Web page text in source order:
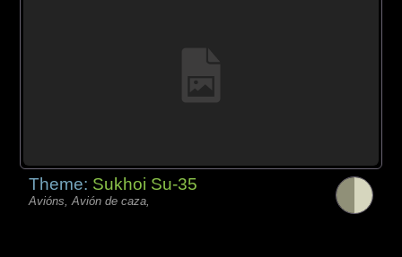
Theme: Sukhoi Su-35
Avións, Avión de caza,